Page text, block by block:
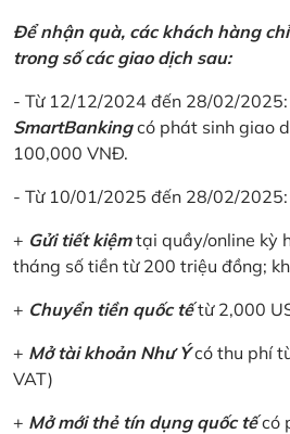
Để nhận quà, các khách hàng
trong số các giao dịch sau:
- Từ 12/12/2024 đến 28/02/2025:
SmartBankingcó phát sinh giao
100,000 VNĐ.
- Từ 10/01/2025 đến 28/02/2025:
+ Gửi tiết kiệmtại quầy/online kỳ
tháng số tiền từ 200 triệu đồng;
+ Chuyển tiền quốc tếtừ 2,000
+ Mở tài khoản Như Ýcó thu phí
VAT)
+ Mở mới thẻ tín dụng quốc tếcó